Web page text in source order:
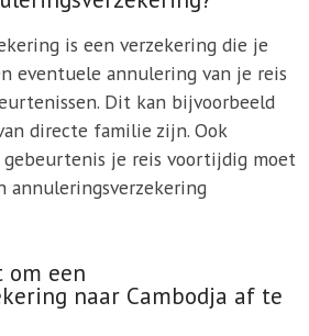
is een verzekering die je
eventuele annulering van je reis
Dit kan bijvoorbeeld
directe familie zijn. Ook
je reis voortijdig moet
annuleringsverzekering
om een
naar Cambodja af te